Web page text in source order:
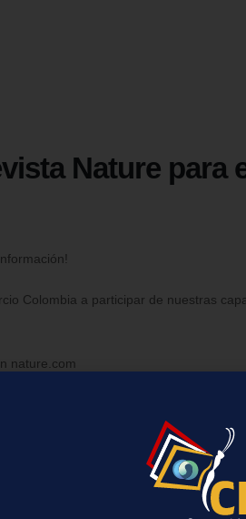
Nature para
Colombia a participar de nuestras
nature.com